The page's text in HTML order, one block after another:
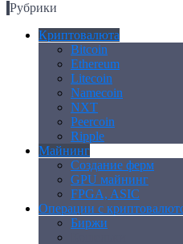
Рубрики
Криптовалюта
Bitcoin
Ethereum
Litecoin
Namecoin
NXT
Peercoin
Ripple
Майнинг
Создание ферм
GPU майнинг
FPGA, ASIC
Операции с
Биржи